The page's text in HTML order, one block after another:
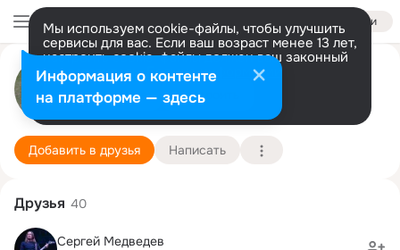
Войти
Мы используем cookie-файлы, чтобы улучшить
сервисы для вас. Если ваш возраст менее 13 лет,
настроить cookie-файлы должен ваш законный
представитель. Больше информации
Разрешить все Настроить
Николай Балашов
Москва 11 ноября Подробнее
Добавить в друзья Написать
Друзья 40
Сергей Медведев
Информация о контенте
на платформе — здесь